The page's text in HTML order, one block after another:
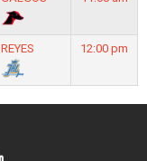
REYES 12:00 pm